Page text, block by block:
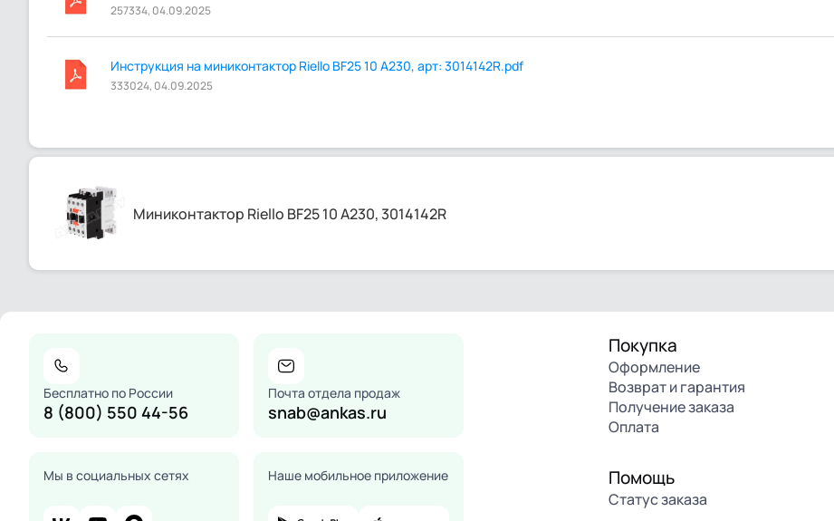
257334, 04.09.2025
Инструкция на миниконтактор Riello BF25 10 A230, арт: 3014142R.pdf
333024, 04.09.2025
Миниконтактор Riello BF25 10 A230, 3014142R
Бесплатно по России
8 (800) 550 44-56
Почта отдела продаж
snab@ankas.ru
Мы в социальных сетях Наше мобильное приложение
Покупка
Оформление
Возврат и гарантия
Получение заказа
Оплата
Помощь
Статус заказа